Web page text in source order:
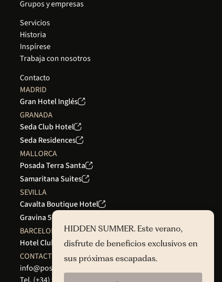
Grupos y empresas
Servicios
Historia
Inspírese
Trabaja con nosotros
Contacto
MADRID
Gran Hotel Inglés
GRANADA
Seda Club Hotel
Seda Residences
MALLORCA
Posada Terra Santa
Samaritana Suites
SEVILLA
Cavalta Boutique Hotel
Gravina 51
BARCELONA
Hotel Club 29
CONTACTO
info@posadaterrasanta.com
HIDDEN SUMMER. Este verano,
disfrute de beneficios exclusivos en
sus próximas escapadas.